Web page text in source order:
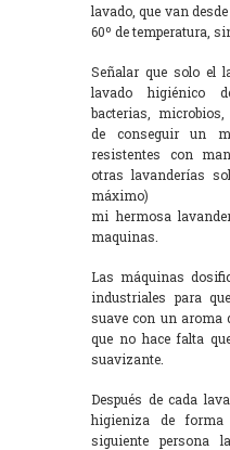
lavado, que van
60º de temperatura,
Señalar que solo el
lavado higiénico
bacterias,
de conseguir un
resistentes con
otras lavanderías
máximo)
mi hermosa
maquinas.
Las máquinas
industriales para
suave con un aroma
que no hace falta
suavizante.
Después de cada
higieniza de forma
siguiente persona